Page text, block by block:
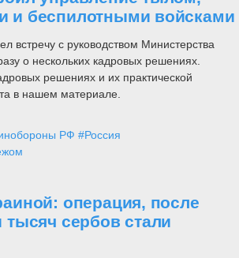
и беспилотными войсками
встречу с руководством Министерства
о нескольких кадровых решениях.
решениях и их практической
в нашем материале.
РФ #Россия
операция, после
тысяч сербов стали